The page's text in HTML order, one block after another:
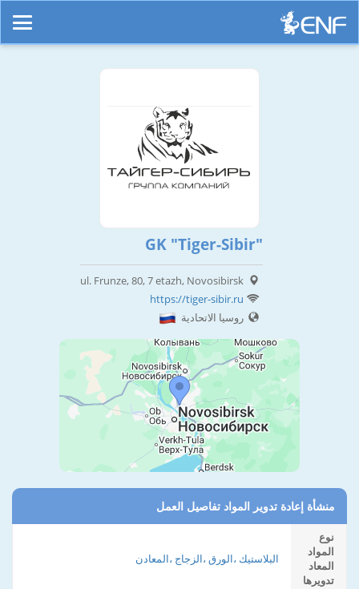
GK "Tiger-Sibir"
ul. Frunze, 80, 7 etazh, Novosibirsk
https://tiger-sibir.ru
روسيا الاتحادية
منشأة إعادة تدوير المواد تفاصيل العمل
نوع
المواد
المعاد
تدويرها
البلاستيك ،الورق ،الزجاج ،المعادن